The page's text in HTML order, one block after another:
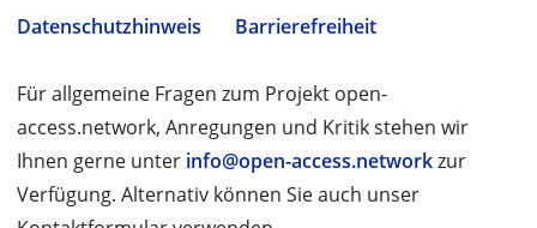
Datenschutzhinweis
Barrierefreiheit
Für allgemeine Fragen zum Projekt open-
access.network, Anregungen und Kritik stehen wir
Ihnen gerne unter info@open-access.networkzur
Verfügung. Alternativ können Sie auch unser